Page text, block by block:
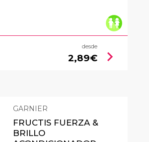
desde
2,89€ chevron_right
GARNIER
FRUCTIS FUERZA &
BRILLO